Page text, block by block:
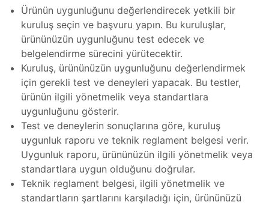
ve
ve
Ürünün uygunluğunu değerlendirecek yetkili bir
kuruluş seçin ve başvuru yapın. Bu kuruluşlar,
ürününüzün uygunluğunu test edecek ve
belgelendirme sürecini yürütecektir.
Kuruluş, ürününüzün uygunluğunu değerlendirmek
için gerekli test ve deneyleri yapacak. Bu testler,
ürünün ilgili yönetmelik veya standartlara
uygunluğunu gösterir.
Test ve deneylerin sonuçlarına göre, kuruluş
uygunluk raporu ve teknik reglament belgesi verir.
Uygunluk raporu, ürününüzün ilgili yönetmelik veya
standartlara uygun olduğunu doğrular.
Teknik reglament belgesi, ilgili yönetmelik ve
standartların şartlarını karşıladığı için, ürününüzü
Göz
ve